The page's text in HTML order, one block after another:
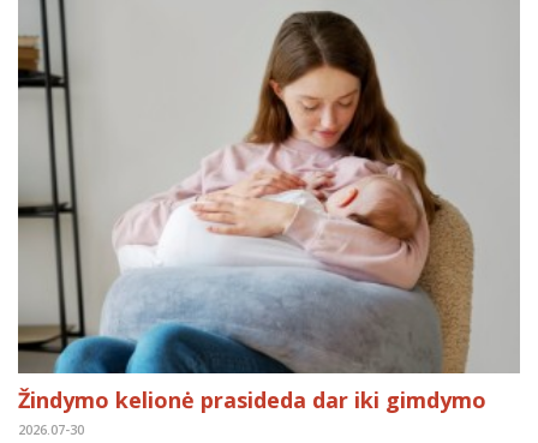
Žindymo kelionė prasideda dar iki gimdymo
2026.07-30